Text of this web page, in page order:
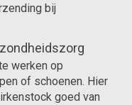
bij
werken op
of schoenen. Hier
goed van